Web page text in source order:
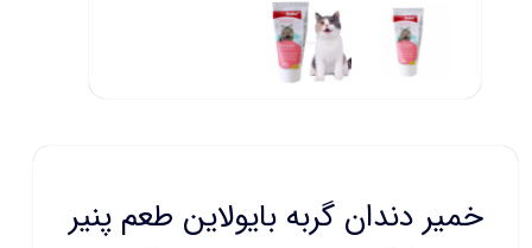
خمیر دندان گربه بایولاین طعم پنیر